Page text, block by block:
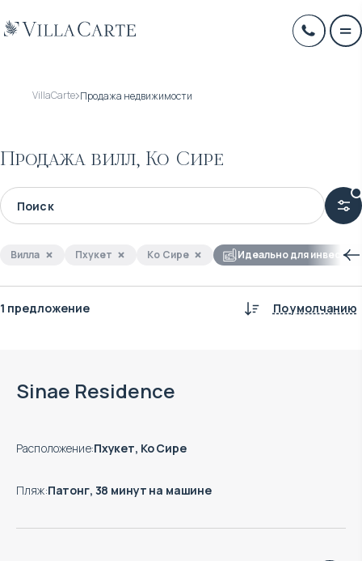
VillaCarte Продажа недвижимости
Продажа вилл, Ко Сире
Вилла Пхукет Ко Сире Идеально для
1 предложение По умолчанию
Sinae Residence
Расположение:Пхукет, Ко Сире
Пляж:Патонг, 38 минут на машине